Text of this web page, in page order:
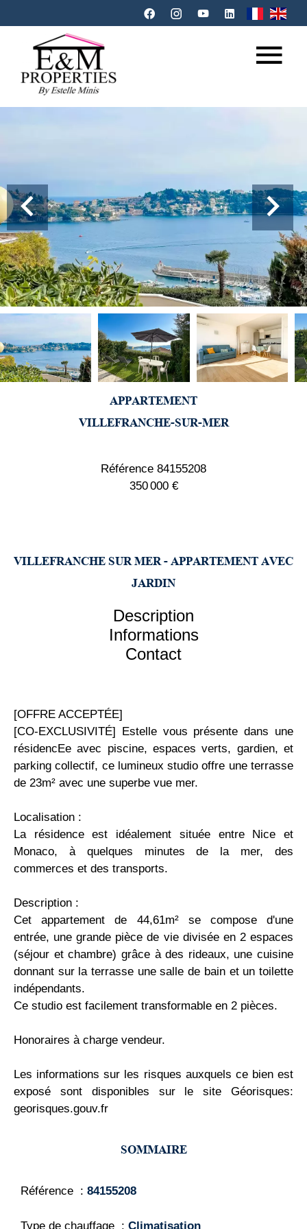
APPARTEMENT
VILLEFRANCHE-SUR-MER
Référence 84155208
350 000 €
VILLEFRANCHE SUR MER - APPARTEMENT AVEC
JARDIN
Description
Informations
Contact
[OFFRE ACCEPTÉE]
[CO-EXCLUSIVITÉ] Estelle vous présente dans une
résidencEe avec piscine, espaces verts, gardien, et
parking collectif, ce lumineux studio offre une terrasse
de 23m² avec une superbe vue mer.
Localisation :
La résidence est idéalement située entre Nice et
Monaco, à quelques minutes de la mer, des
commerces et des transports.
Description :
Cet appartement de 44,61m² se compose d'une
entrée, une grande pièce de vie divisée en 2 espaces
(séjour et chambre) grâce à des rideaux, une cuisine
donnant sur la terrasse une salle de bain et un toilette
indépendants.
Ce studio est facilement transformable en 2 pièces.
Honoraires à charge vendeur.
Les informations sur les risques auxquels ce bien est
exposé sont disponibles sur le site Géorisques:
georisques.gouv.fr
SOMMAIRE
Référence 84155208
Type de chauffage Climatisation